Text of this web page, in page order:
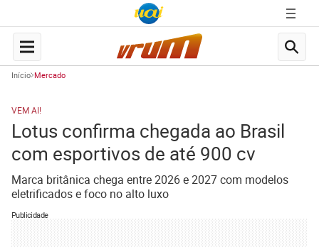
Início Mercado
VEM AI!
Lotus confirma chegada ao Brasil
com esportivos de até 900 cv
Marca britânica chega entre 2026 e 2027 com modelos
eletrificados e foco no alto luxo
Publicidade